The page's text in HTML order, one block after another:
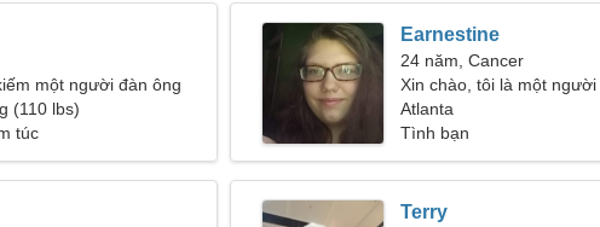
một người đàn ông
(110 lbs)
túc
Earnestine
24 năm, Cancer
Xin chào, tôi là một
khoang
Atlanta
Tình bạn
Terry